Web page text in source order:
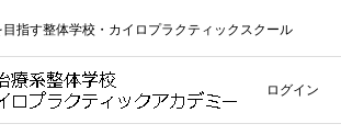
指す整体学校・カイロプラクティックスクール
ログイン